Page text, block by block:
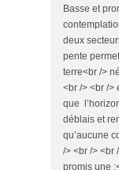
Basse et
deux
pente
terre<br />
<br /> <br />
que
déblais et
qu’aucune
/> <br /> <br
promis une